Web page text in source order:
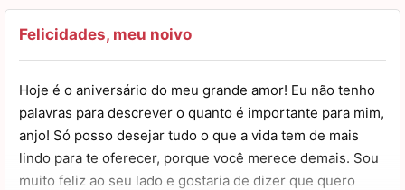
necessárias. Estou aqui para você.
Obrigada por tantos momentos incríveis que passamos e
por ter você do meu lado. Obrigada também por
compartilhar e querer compartilhar essa vida comigo.
Desejo nada mais do que felicidades para você no seu
aniversário e na sua vida. Parabéns, lindo!
Felicidades, meu noivo
Hoje é o aniversário do meu grande amor! Eu não tenho
palavras para descrever o quanto é importante para mim,
anjo! Só posso desejar tudo o que a vida tem de mais
lindo para te oferecer, porque você merece demais. Sou
muito feliz ao seu lado e gostaria de dizer que quero